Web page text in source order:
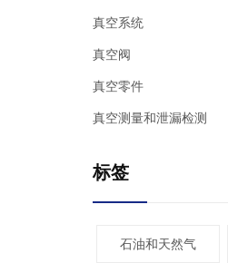
真空系统
真空阀
真空零件
真空测量和泄漏检测
标签
石油和天然气